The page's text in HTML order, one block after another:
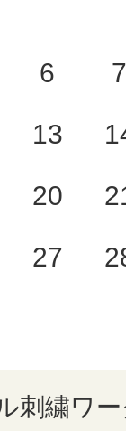
6 7
13
20
27
刺繍ワ